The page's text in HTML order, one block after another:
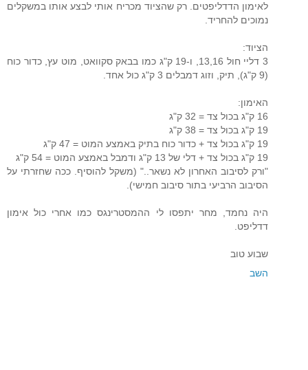
לאימון הדדליפטים. רק שהציוד מכריח אותי לבצע אותו במשקלים
נמוכים להחריד.
הציוד:
3 דליי חול 13,16, ו-19 ק"ג כמו בבאק סקוואט, מוט עץ, כדור כוח
(9 ק"ג), תיק, וזוג דמבלים 3 ק"ג כול אחד.
האימון:
16 ק"ג בכול צד = 32 ק"ג
19 ק"ג בכול צד = 38 ק"ג
19 ק"ג בכול צד + כדור כוח בתיק באמצע המוט = 47 ק"ג
19 ק"ג בכול צד + דלי של 13 ק"ג ודמבל באמצע המוט = 54 ק"ג
"ורק לסיבוב האחרון לא נשאר.." (משקל להוסיף. ככה שחזרתי על
הסיבוב הרביעי בתור סיבוב חמישי).
היה נחמד, מחר יתפסו לי ההמסטרינגס כמו אחרי כול אימון
דדליפט.
שבוע טוב
השב